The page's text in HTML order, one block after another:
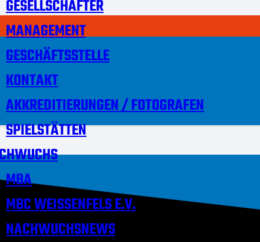
GESELLSCHAFTER
MANAGEMENT
GESCHÄFTSSTELLE
KONTAKT
AKKREDITIERUNGEN / FOTOGRAFEN
SPIELSTÄTTEN
MBA
MBC WEISSENFELS E.V.
NACHWUCHSNEWS